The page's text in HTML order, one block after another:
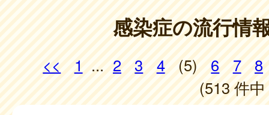
感染症の流行情
<< 1 ... 2 3 4 (5) 6 7
8
(513 件